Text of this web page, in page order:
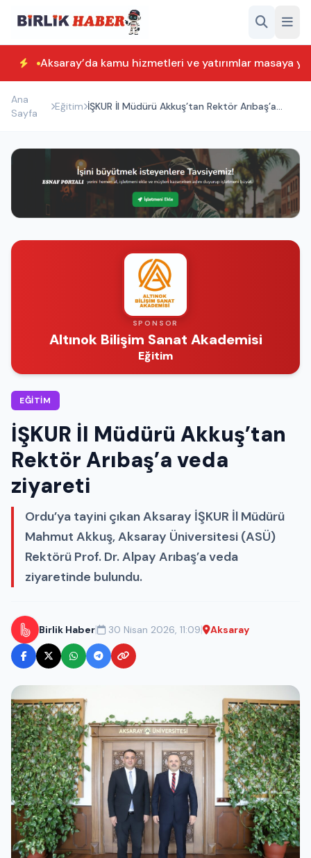
Aksaray’da kamu hizmetleri ve yatırımlar masaya
Ana
Sayfa
Eğitim İŞKUR İl Müdürü Akkuş’tan Rektör Arıbaş’a
SPONSOR
Altınok Bilişim Sanat Akademisi
Eğitim
EĞITIM
İŞKUR İl Müdürü Akkuş’tan
Rektör Arıbaş’a veda
ziyareti
Ordu’ya tayini çıkan Aksaray İŞKUR İl Müdürü
Mahmut Akkuş, Aksaray Üniversitesi (ASÜ)
Rektörü Prof. Dr. Alpay Arıbaş’a veda
ziyaretinde bulundu.
Birlik Haber| 30 Nisan 2026, 11:09| Aksaray